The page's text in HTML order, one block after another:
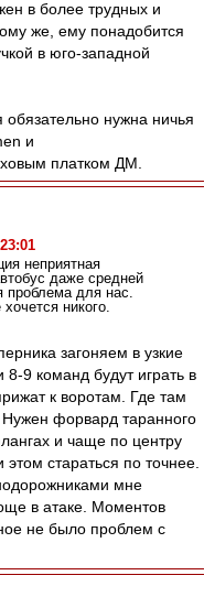
в более трудных и
же, ему понадобится
в юго-западной
обязательно нужна ничья
и
платком ДМ.
неприятная
даже средней
для нас.
никого.
загоняем в узкие
9 команд будут играть в
к воротам. Где там
Нужен форвард таранного
и чаще по центру
стараться по точнее.
мне
в атаке. Моментов
не было проблем с